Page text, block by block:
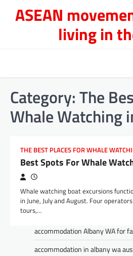
ASEAN
living in
Category:The
Whale Watching
THE BEST PLACES FOR WHALE
Best Spots For Whale
Whale watching boat excursions
in June, July and August. Four
tours,…
accommodation Albany WA for
accommodation in albany wa